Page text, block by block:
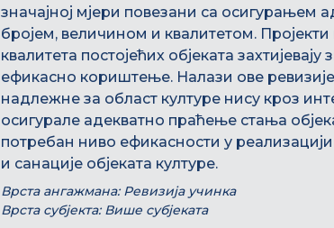
значајној мјери повезани са осигурањем
бројем, величином и квалитетом.
квалитета постојећих објеката
ефикасно кориштење. Налази ове ревизије
надлежне за област културе нису кроз
осигурале адекватно праћење стања
потребан ниво ефикасности у
и санације објеката културе.
Врста ангажмана: Ревизија учинка
Врста субјекта: Више субјеката